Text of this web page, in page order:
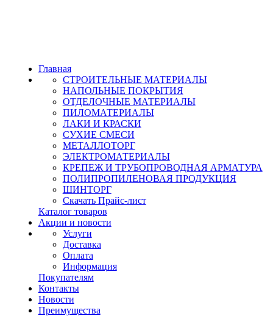
Главная
СТРОИТЕЛЬНЫЕ МАТЕРИАЛЫ
НАПОЛЬНЫЕ ПОКРЫТИЯ
ОТДЕЛОЧНЫЕ МАТЕРИАЛЫ
ПИЛОМАТЕРИАЛЫ
ЛАКИ И КРАСКИ
СУХИЕ СМЕСИ
МЕТАЛЛОТОРГ
ЭЛЕКТРОМАТЕРИАЛЫ
КРЕПЕЖ И ТРУБОПРОВОДНАЯ АРМАТУРА
ПОЛИПРОПИЛЕНОВАЯ ПРОДУКЦИЯ
ШИНТОРГ
Скачать Прайс-лист
Каталог товаров
Акции и новости
Услуги
Доставка
Оплата
Информация
Покупателям
Контакты
Новости
Преимущества